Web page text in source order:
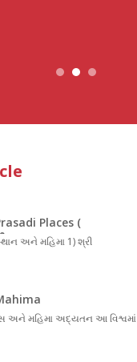
Places (
સ્થાન)અને મહિમા 1) શ્રી
અને મહિમા અદ્યતન આ વિશ્વમાં